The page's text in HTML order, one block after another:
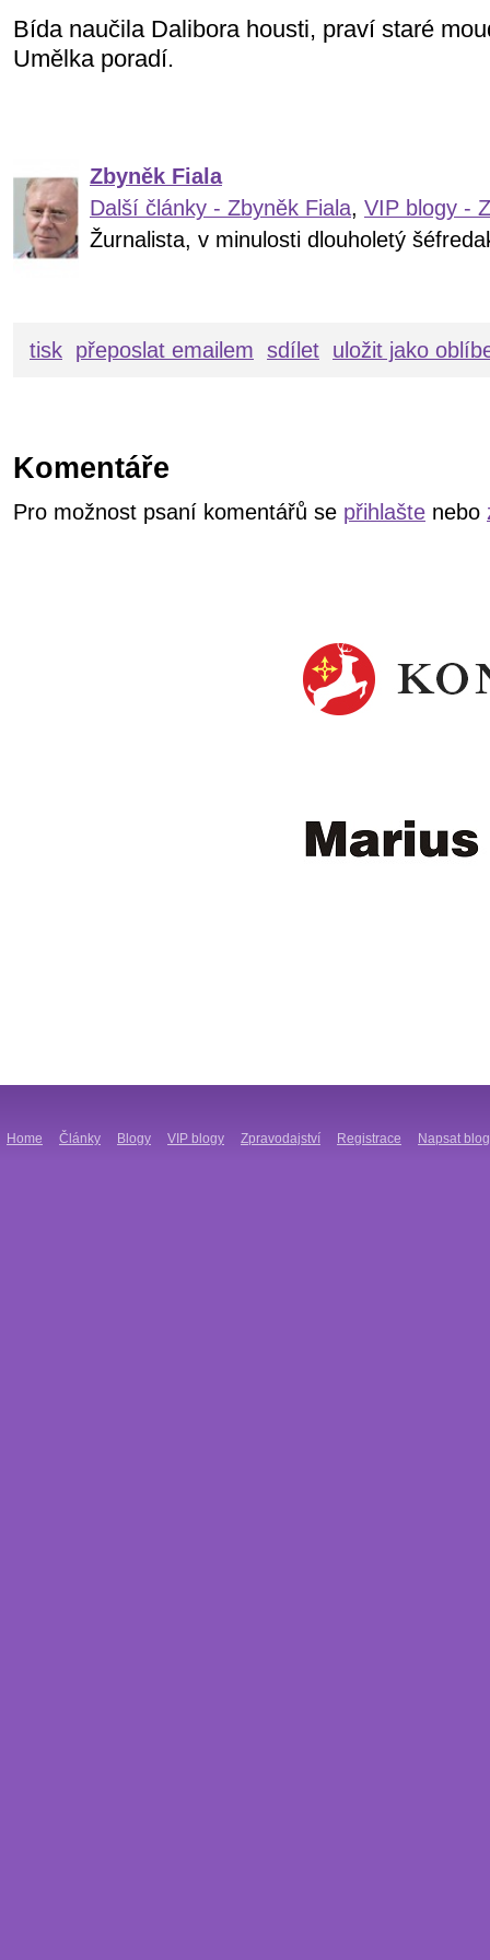
Bída naučila Dalibora housti, praví staré
Umělka poradí.
Zbyněk Fiala
Další články - Zbyněk Fiala, VIP blogy -
Žurnalista, v minulosti dlouholetý
tisk přeposlat emailem sdílet uložit jako
Komentáře
Pro možnost psaní komentářů se přihlašte nebo
Home Články Blogy VIP blogy Zpravodajství Registrace Napsat blog